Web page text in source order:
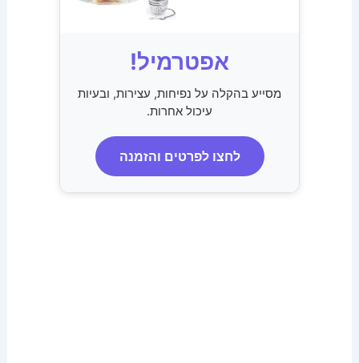
אפטרמיל!
מסייע בהקלה על נפיחות, עצירות, ובעיות
עיכול אחרות.
לחצו לפרטים והזמנה